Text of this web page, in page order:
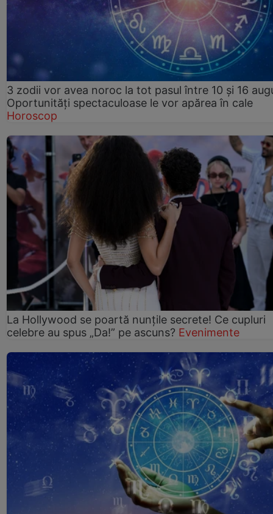
3 zodii vor avea noroc la tot pasul între 10 și 16
Oportunități spectaculoase le vor apărea în cale
Horoscop
La Hollywood se poartă nunțile secrete! Ce cupluri
celebre au spus „Da!” pe ascuns? Evenimente